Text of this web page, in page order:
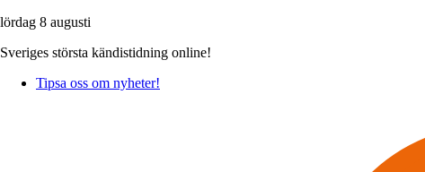
lördag 8 augusti
Sveriges största kändistidning online!
Tipsa oss om nyheter!